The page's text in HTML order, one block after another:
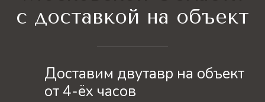
с доставкой на объект
Доставим двутавр на объект
от 4-ёх часов